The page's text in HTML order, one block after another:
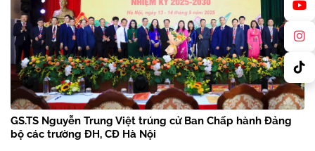
GS.TS Nguyễn Trung Việt trúng cử Ban Chấp hành Đảng
bộ các trường ĐH, CĐ Hà Nội